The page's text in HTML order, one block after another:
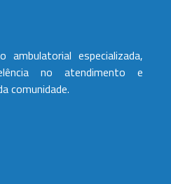
especializada,
no atendimento e
comunidade.